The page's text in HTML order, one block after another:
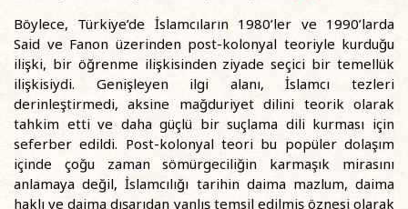
Böylece, Türkiye’de İslamcıların 1980’ler ve 1990’larda
Said ve Fanon üzerinden post-kolonyal teoriyle kurduğu
ilişki, bir öğrenme ilişkisinden ziyade seçici bir temellük
ilişkisiydi. Genişleyen ilgi alanı, İslamcı tezleri
derinleştirmedi, aksine mağduriyet dilini teorik olarak
tahkim etti ve daha güçlü bir suçlama dili kurması için
seferber edildi. Post-kolonyal teori bu popüler dolaşım
içinde çoğu zaman sömürgeciliğin karmaşık mirasını
anlamaya değil, İslamcılığı tarihin daima mazlum, daima
haklı ve daima dışarıdan yanlış temsil edilmiş öznesi olarak